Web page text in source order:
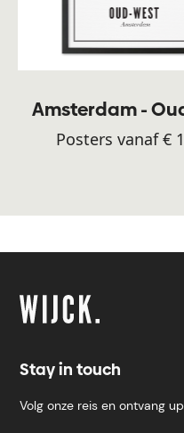
Amsterdam -
Posters vanaf €
Stay in touch
Volg onze reis en ontvang